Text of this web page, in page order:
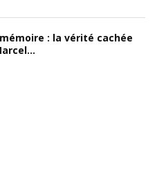
: la vérité cachée